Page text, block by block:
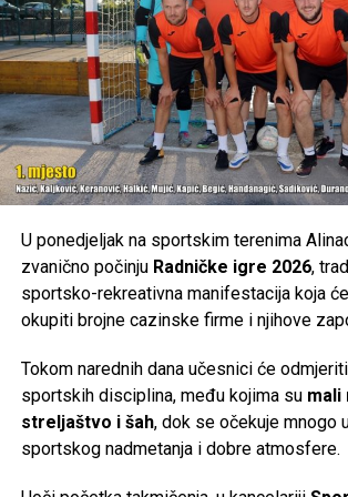
Share Post
Share
Tweet
Mail
U ponedjeljak na sportskim terenima
zvanično počinju Radničke igre 2026,
sportsko-rekreativna manifestacija koja
okupiti brojne cazinske firme i njihove
Tokom narednih dana učesnici će
sportskih disciplina, među kojima su mali
streljaštvo i šah, dok se očekuje mnogo
sportskog nadmetanja i dobre atmosfere.